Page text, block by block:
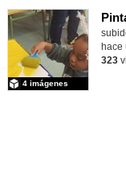
4 imágenes
hace
323